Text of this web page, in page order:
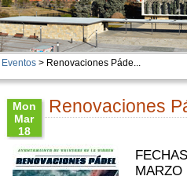
Eventos> Renovaciones Páde...
Mon
Mar
18
14:12:00
CET
2024
Renovaciones
MARZO